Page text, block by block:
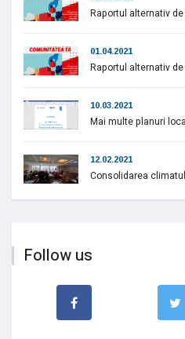
Raportul alternativ
01.04.2021
Raportul alternativ
10.03.2021
Mai multe planuri
12.02.2021
Consolidarea
Follow us